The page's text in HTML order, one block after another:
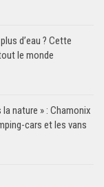
d’eau ? Cette
le monde
nature » : Chamonix
cars et les vans